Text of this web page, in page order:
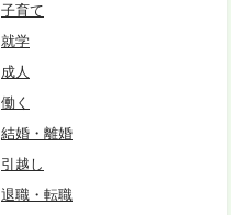
子育て
就学
成人
働く
結婚・離婚
引越し
退職・転職